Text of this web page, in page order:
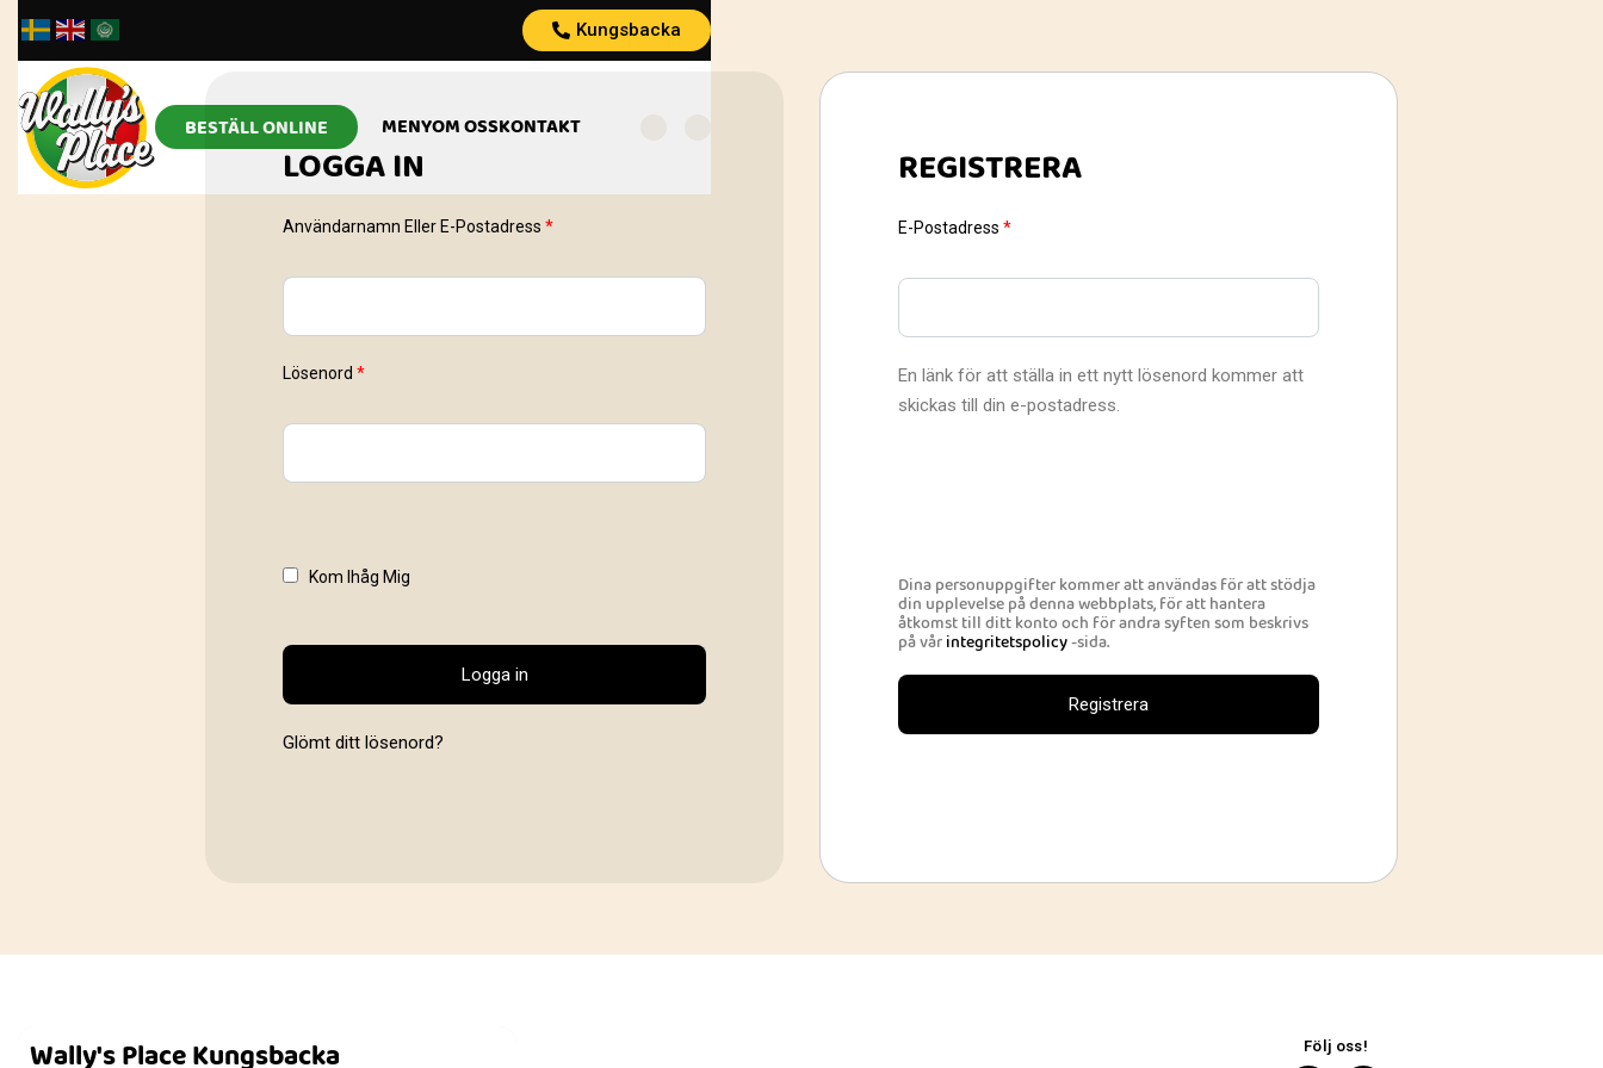
Kungsbacka
BESTÄLL ONLINE MENYOM OSSKONTAKT
LOGGA IN
Användarnamn Eller E-Postadress *
Lösenord *
Kom Ihåg Mig
Logga in
Glömt ditt lösenord?
REGISTRERA
E-Postadress *
En länk för att ställa in ett nytt lösenord kommer att
skickas till din e-postadress.
Dina personuppgifter kommer att användas för att stödja
din upplevelse på denna webbplats, för att hantera
åtkomst till ditt konto och för andra syften som beskrivs
på vårintegritetspolicy-sida.
Registrera
Wally's Place Kungsbacka Följ oss!